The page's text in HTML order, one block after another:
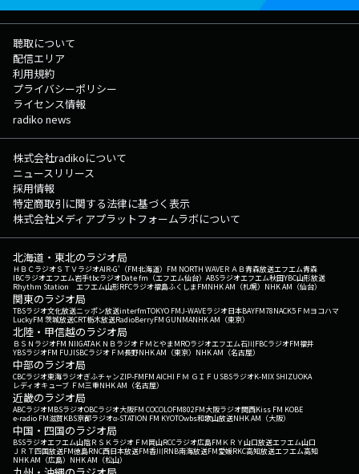
聴取について
配信エリア
利用規約
プライバシーポリシー
ライセンス情報
radiko news
株式会社radikoについて
ニュースリリース
採用情報
特定商取引に関する法律に基づく表示
株式会社メディアプラットフォームラボについて
北海道・東北のラジオ局
ＨＢＣラジオＳＴＶラジオAIR-G'（FM北海道） FM NORTH WAVEＲＡＢ青森放送エフエム青森
IBCラジオエフエム岩手tbcラジオDate fm（エフエム仙台） ABSラジオエフエム秋田YBC山形放送
Rhythm Station エフエム山形RFCラジオ福島ふくしまFMNHK AM（札幌） NHK AM（仙台）
関東のラジオ局
TBSラジオ文化放送ニッポン放送interfmTOKYO FMJ-WAVEラジオ日本BAYFM78NACK5 ＦＭヨコハマ
LuckyFM 茨城放送CRT栃木放送RadioBerryFM GUNMANHK AM（東京）
北陸・甲信越のラジオ局
ＢＳＮラジオFM NIIGATAＫＮＢラジオ ＦＭとやまMROラジオエフエム石川FBCラジオFM福井
YBSラジオFM FUJISBCラジオ ＦＭ長野NHK AM（東京） NHK AM（名古屋）
中部のラジオ局
CBCラジオ東海ラジオぎふチャンZIP-FMFM AICHI ＦＭ ＧＩＦＵ SBSラジオK-MIX SHIZUOKA
レディオキューブ ＦＭ三重NHK AM（名古屋）
近畿のラジオ局
ABCラジオMBSラジオOBCラジオ大阪FM COCOLOFM802FM大阪ラジオ関西Kiss FM KOBE
e-radio FM滋賀KBS京都ラジオα-STATION FM KYOTOwbs和歌山放送NHK AM（大阪）
中国・四国のラジオ局
BSSラジオエフエム山陰ＲＳＫラジオ ＦＭ岡山RCCラジオ広島FM ＫＲＹ山口放送エフエム山口
ＪＲＴ四国放送FM徳島RNC西日本放送FM香川RNB南海放送FM愛媛RKC高知放送エフエム高知
NHK AM（広島） NHK AM（松山）